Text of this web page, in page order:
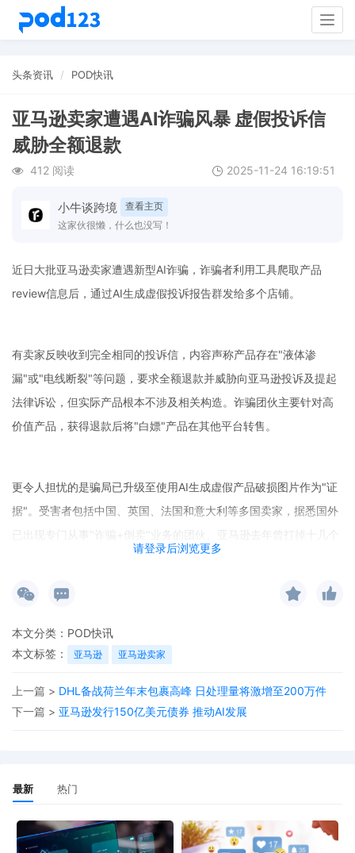
头条资讯 POD快讯
亚马逊卖家遭遇AI诈骗风暴 虚假投诉信
威胁全额退款
412 阅读 2025-11-24 16:19:51
小牛谈跨境
查看主页
这家伙很懒，什么也没写！
请登录后浏览更多
近日大批亚马逊卖家遭遇新型AI诈骗，诈骗者利用工具爬取产品
review信息后，通过AI生成虚假投诉报告群发给多个店铺。
有卖家反映收到完全相同的投诉信，内容声称产品存在"液体渗
漏"或"电线断裂"等问题，要求全额退款并威胁向亚马逊投诉及提起
法律诉讼，但实际产品根本不涉及相关构造。诈骗团伙主要针对高
价值产品，获得退款后将"白嫖"产品在其他平台转售。
更令人担忧的是骗局已升级至使用AI生成虚假产品破损图片作为"证
据"。受害者包括中国、英国、法国和意大利等多国卖家，据悉国外
已出现专门从事"诈骗+倒卖"业务的团伙。亚马逊去年曾打掉十几个
类似团伙，但近期诈骗活动再次集中爆发。
测报告和恶意差评截图等证据，目前已有不少卖家申诉成功。
本文分类： POD快讯
本文标签：
亚马逊 亚马逊卖家
上一篇 > DHL备战荷兰年末包裹高峰 日处理量将激增至200万件
下一篇 > 亚马逊发行150亿美元债券 推动AI发展
最新 热门